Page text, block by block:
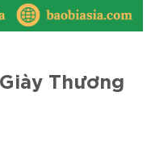
Thương